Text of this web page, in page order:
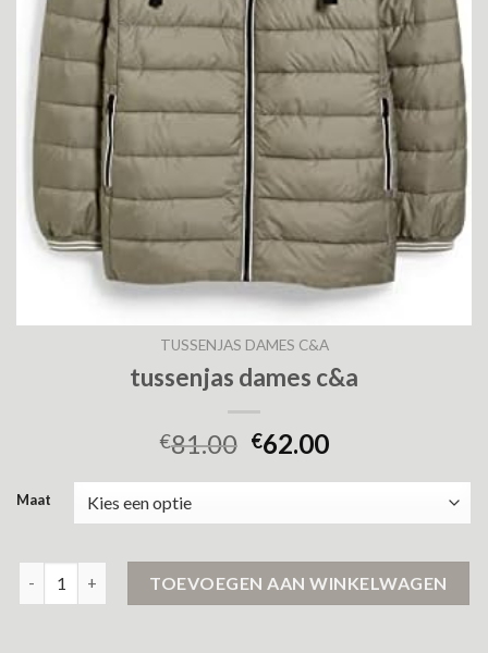
TUSSENJAS DAMES C&A
tussenjas dames c&a
€81.00 €62.00
Maat
TOEVOEGEN AAN WINKELWAGEN